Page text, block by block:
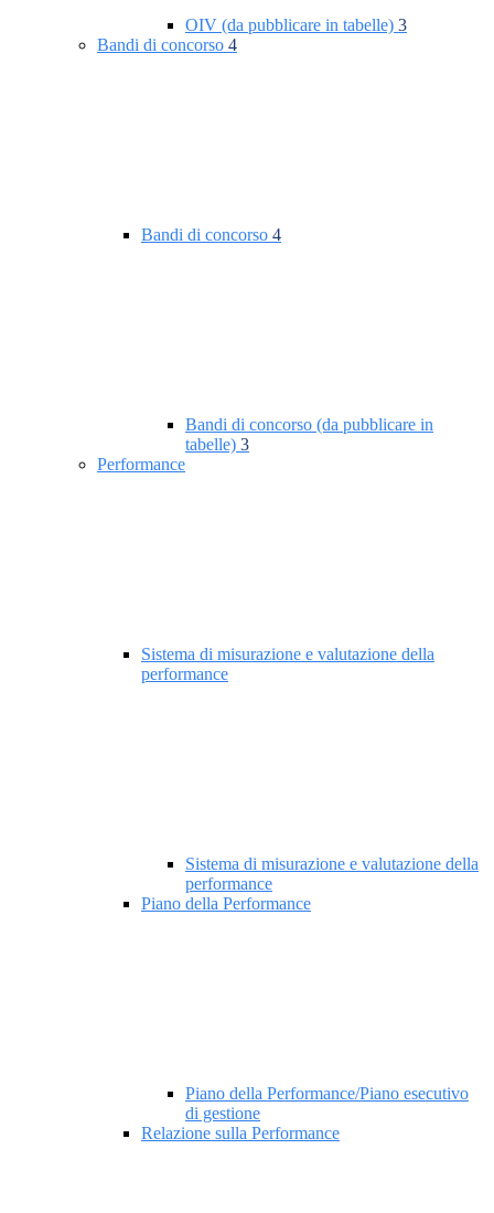
OIV (da pubblicare in tabelle) 3
Bandi di concorso 4
Bandi di concorso 4
Bandi di concorso (da pubblicare in
tabelle) 3
Performance
Sistema di misurazione e valutazione della
performance
Sistema di misurazione e valutazione della
performance
Piano della Performance
Piano della Performance/Piano esecutivo
di gestione
Relazione sulla Performance